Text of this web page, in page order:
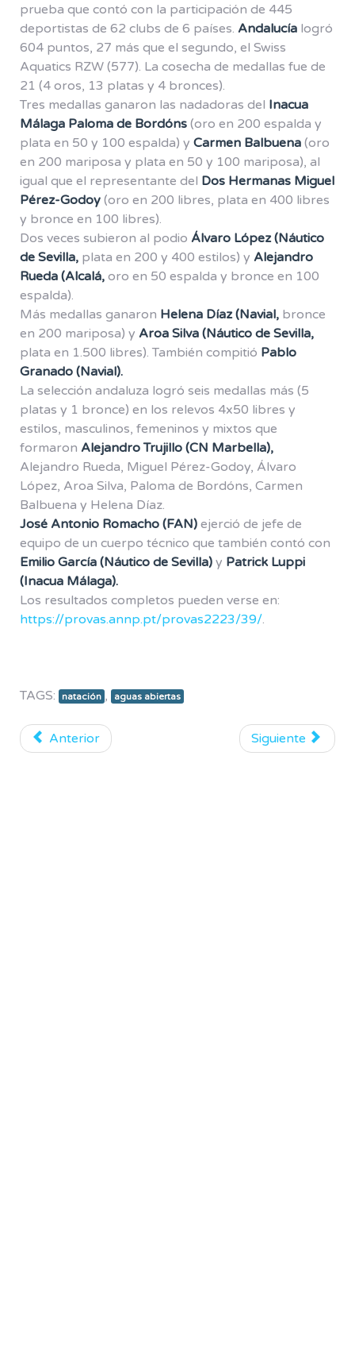
prueba que contó con la participación de 445
deportistas de 62 clubs de 6 países. Andalucía logró
604 puntos, 27 más que el segundo, el Swiss
Aquatics RZW (577). La cosecha de medallas fue de
21 (4 oros, 13 platas y 4 bronces).
Tres medallas ganaron las nadadoras del Inacua
Málaga Paloma de Bordóns (oro en 200 espalda y
plata en 50 y 100 espalda) y Carmen Balbuena (oro
en 200 mariposa y plata en 50 y 100 mariposa), al
igual que el representante del Dos Hermanas Miguel
Pérez-Godoy (oro en 200 libres, plata en 400 libres
y bronce en 100 libres).
Dos veces subieron al podio Álvaro López (Náutico
de Sevilla, plata en 200 y 400 estilos) y Alejandro
Rueda (Alcalá, oro en 50 espalda y bronce en 100
espalda).
Más medallas ganaron Helena Díaz (Navial, bronce
en 200 mariposa) y Aroa Silva (Náutico de Sevilla,
plata en 1.500 libres). También compitió Pablo
Granado (Navial).
La selección andaluza logró seis medallas más (5
platas y 1 bronce) en los relevos 4x50 libres y
estilos, masculinos, femeninos y mixtos que
formaron Alejandro Trujillo (CN Marbella),
Alejandro Rueda, Miguel Pérez-Godoy, Álvaro
López, Aroa Silva, Paloma de Bordóns, Carmen
Balbuena y Helena Díaz.
José Antonio Romacho (FAN) ejerció de jefe de
equipo de un cuerpo técnico que también contó con
Emilio García (Náutico de Sevilla) y Patrick Luppi
(Inacua Málaga).
Los resultados completos pueden verse en:
https://provas.annp.pt/provas2223/39/.
TAGS: natación , aguas abiertas
Anterior Siguiente